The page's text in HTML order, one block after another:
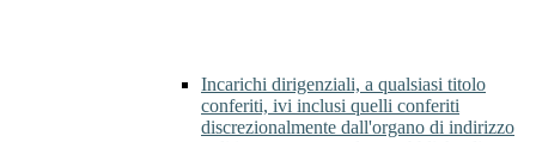
Incarichi dirigenziali, a qualsiasi titolo
conferiti, ivi inclusi quelli conferiti
discrezionalmente dall'organo di indirizzo